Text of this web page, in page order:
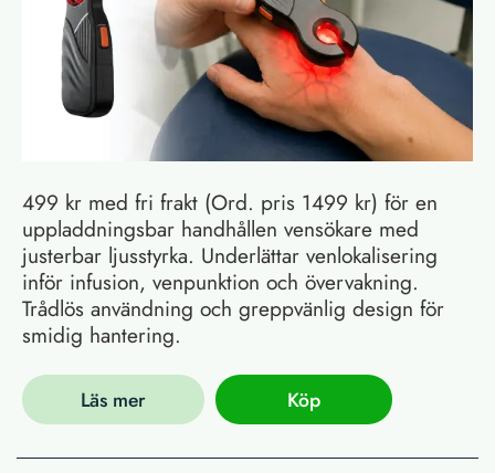
499 kr med fri frakt (Ord. pris 1499 kr) för en
uppladdningsbar handhållen vensökare med
justerbar ljusstyrka. Underlättar venlokalisering
inför infusion, venpunktion och övervakning.
Trådlös användning och greppvänlig design för
smidig hantering.
Läs mer Köp